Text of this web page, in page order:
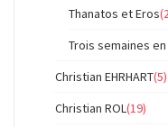
Thanatos et Eros
Trois semaines
Christian EHRHART(5)
Christian ROL(19)